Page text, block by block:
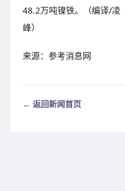
48.2万吨镍铁。（编译/凌
峰）
来源：参考消息网
← 返回新闻首页